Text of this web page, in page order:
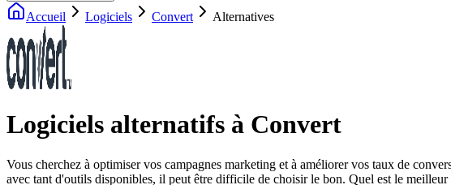
Accueil Logiciels Convert Alternatives
Logiciels alternatifs à Convert
Vous cherchez à optimiser vos campagnes marketing et à améliorer vos taux de
avec tant d'outils disponibles, il peut être difficile de choisir le bon. Quel est le